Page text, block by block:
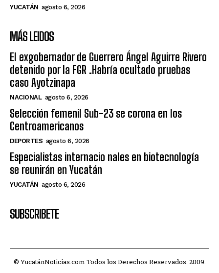
YUCATÁN agosto 6, 2026
MÁS LEIDOS
El exgobernador de Guerrero Ángel Aguirre Rivero
detenido por la FGR .Habría ocultado pruebas
caso Ayotzinapa
NACIONAL agosto 6, 2026
Selección femenil Sub-23 se corona en los
Centroamericanos
DEPORTES agosto 6, 2026
Especialistas internacio nales en biotecnología
se reunirán en Yucatán
YUCATÁN agosto 6, 2026
SUBSCRIBETE
© YucatánNoticias.com Todos los Derechos Reservados. 2009.